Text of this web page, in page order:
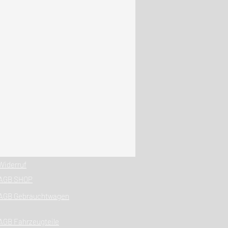
Widerruf
AGB SHOP
AGB Gebrauchtwagen
AGB Fahrzeugteile